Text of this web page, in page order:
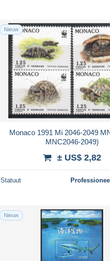
Nieuw
Monaco 1991 Mi 2046-2049
MNC2046-2049)
± US$ 2,82
Statuut
Nieuw